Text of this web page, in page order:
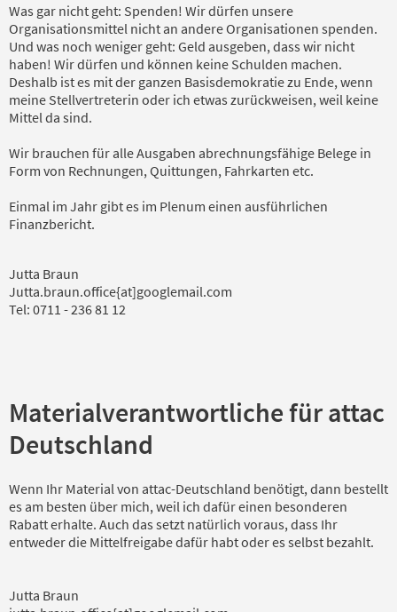
Was gar nicht geht: Spenden! Wir dürfen unsere
Organisationsmittel nicht an andere Organisationen spenden.
Und was noch weniger geht: Geld ausgeben, dass wir nicht
haben! Wir dürfen und können keine Schulden machen.
Deshalb ist es mit der ganzen Basisdemokratie zu Ende, wenn
meine Stellvertreterin oder ich etwas zurückweisen, weil keine
Mittel da sind.
Wir brauchen für alle Ausgaben abrechnungsfähige Belege in
Form von Rechnungen, Quittungen, Fahrkarten etc.
Einmal im Jahr gibt es im Plenum einen ausführlichen
Finanzbericht.
Jutta Braun
Jutta.braun.office{at]googlemail.com
Tel: 0711 - 236 81 12
Materialverantwortliche für attac
Deutschland
Wenn Ihr Material von attac-Deutschland benötigt, dann bestellt
es am besten über mich, weil ich dafür einen besonderen
Rabatt erhalte. Auch das setzt natürlich voraus, dass Ihr
entweder die Mittelfreigabe dafür habt oder es selbst bezahlt.
Jutta Braun